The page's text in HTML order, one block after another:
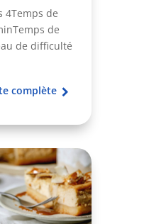
4Temps de
de
de difficulté
complète